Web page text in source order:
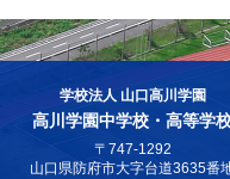
学校法人 山口高川学園
高川学園中学校・高等学
〒747-1292
山口県防府市大字台道3635番